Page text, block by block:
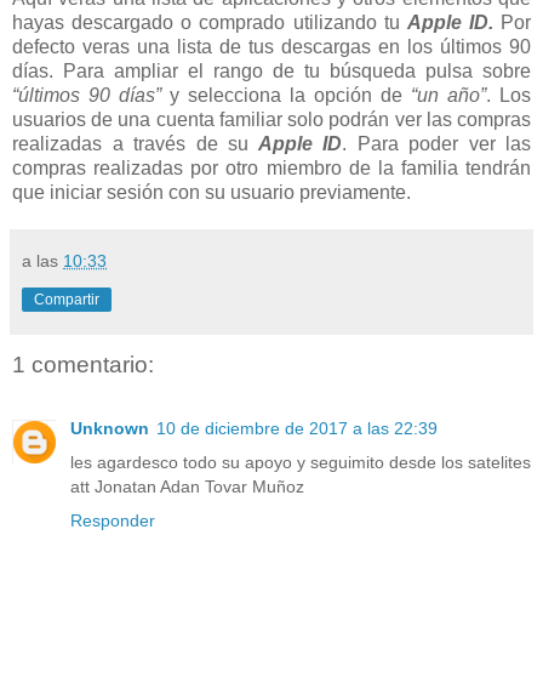
hayas descargado o comprado utilizando tu Apple ID. Por
defecto veras una lista de tus descargas en los últimos 90
días. Para ampliar el rango de tu búsqueda pulsa sobre
“últimos 90 días” y selecciona la opción de “un año”. Los
usuarios de una cuenta familiar solo podrán ver las compras
realizadas a través de su Apple ID. Para poder ver las
compras realizadas por otro miembro de la familia tendrán
que iniciar sesión con su usuario previamente.
a las 10:33
Compartir
1 comentario:
Unknown 10 de diciembre de 2017 a las 22:39
les agardesco todo su apoyo y seguimito desde los satelites
att Jonatan Adan Tovar Muñoz
Responder